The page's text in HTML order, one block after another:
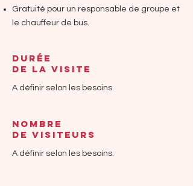
Gratuité pour un responsable de groupe et
le chauffeur de bus.
DURÉE
DE LA VISITE
A définir selon les besoins.
NOMBRE
DE VISITEURS
A définir selon les besoins.